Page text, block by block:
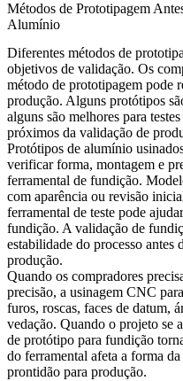
Métodos de Prototipagem
Alumínio
Diferentes métodos de
objetivos de validação. Os
método de prototipagem pode
produção. Alguns protótipos
alguns são melhores para
próximos da validação de
Protótipos de alumínio
verificar forma, montagem e
ferramental de fundição.
com aparência ou revisão
ferramental de teste pode
fundição. A validação de
estabilidade do processo antes
produção.
Quando os compradores
precisão, a usinagem CNC
furos, roscas, faces de datum,
vedação. Quando o projeto se
de protótipo para fundição
do ferramental afeta a forma
prontidão para produção.